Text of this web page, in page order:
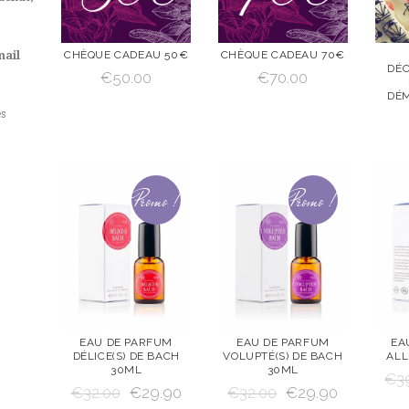
AJOUTE
CHÈQUE CADEAU 50€
€50.00
AJOUTE
CHÈQUE CADEAU 70€
€70.00 VOIR
PANIER
Promo !
EAU DE PARFUM
DÉLICE(S) DE BACH
30ML
€32.00 €29.90
PANIER
Promo !
EAU DE PARFUM
VOLUPTÉ(S) DE BACH
30ML
€32.00 €29.90
€